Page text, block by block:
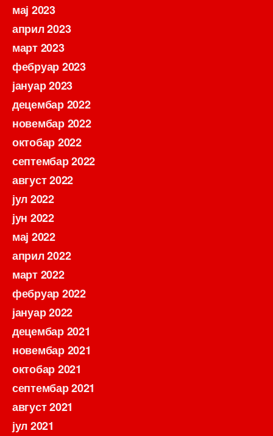
мај 2023
април 2023
март 2023
фебруар 2023
јануар 2023
децембар 2022
новембар 2022
октобар 2022
септембар 2022
август 2022
јул 2022
јун 2022
мај 2022
април 2022
март 2022
фебруар 2022
јануар 2022
децембар 2021
новембар 2021
октобар 2021
септембар 2021
август 2021
јул 2021